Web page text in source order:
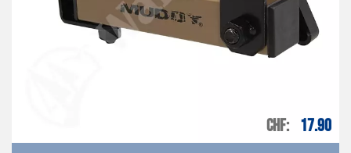
CHF 17.90